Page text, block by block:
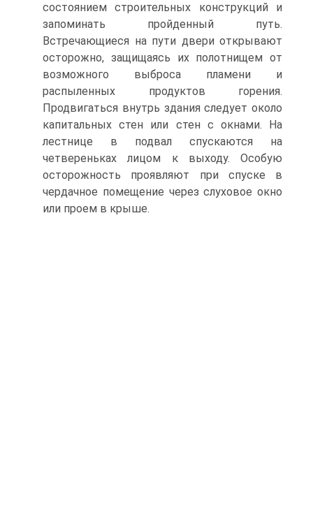
состоянием строительных конструкций и
запоминать пройденный путь.
Встречающиеся на пути двери открывают
осторожно, защищаясь их полотнищем от
возможного выброса пламени и
распыленных продуктов горения.
Продвигаться внутрь здания следует около
капитальных стен или стен с окнами. На
лестнице в подвал спускаются на
четвереньках лицом к выходу. Особую
осторожность проявляют при спуске в
чердачное помещение через слуховое окно
или проем в крыше.